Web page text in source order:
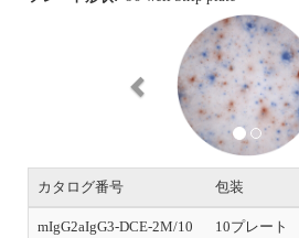
v
s
カタログ番号 包装
mIgG2aIgG3-DCE-2M/10 10プレート